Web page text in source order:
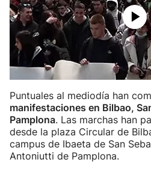
Puntuales al mediodía han
manifestaciones en Bilbao,
Pamplona. Las marchas han
desde la plaza Circular de
campus de Ibaeta de San
Antoniutti de Pamplona.